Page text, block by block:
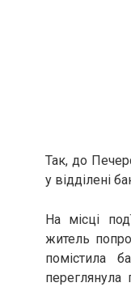
Так, до
у відділені
На місці
житель
помістила
переглянула